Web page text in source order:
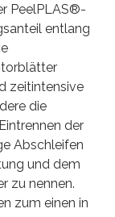
PeelPLAS®-
entlang
zeitintensive
die
der
Abschleifen
und dem
zu nennen.
zum einen in